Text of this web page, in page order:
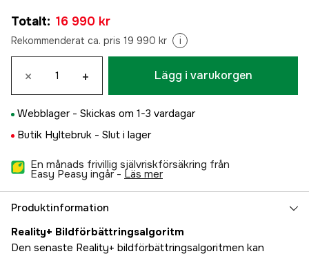
Totalt: 16 990 kr
Rekommenderat ca. pris 19 990 kr i
× + Lägg i varukorgen
Webblager - Skickas om 1-3 vardagar
Butik Hyltebruk - Slut i lager
En månads frivillig självriskförsäkring från
Easy Peasy ingår - läs mer
Produktinformation
Reality+ Bildförbättringsalgoritm
Den senaste Reality+ bildförbättringsalgoritmen kan